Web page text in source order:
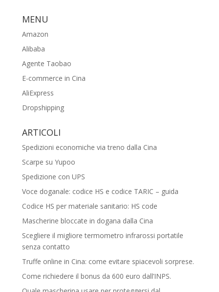
MENU
Amazon
Alibaba
Agente Taobao
E-commerce in Cina
AliExpress
Dropshipping
ARTICOLI
Spedizioni economiche via treno dalla Cina
Scarpe su Yupoo
Spedizione con UPS
Voce doganale: codice HS e codice TARIC – guida
Codice HS per materiale sanitario: HS code
Mascherine bloccate in dogana dalla Cina
Scegliere il migliore termometro infrarossi portatile
senza contatto
Truffe online in Cina: come evitare spiacevoli sorprese.
Come richiedere il bonus da 600 euro dall’INPS.